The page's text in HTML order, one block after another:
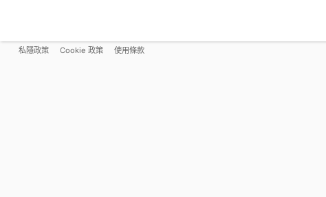
私隱政策 Cookie 政策 使用條款